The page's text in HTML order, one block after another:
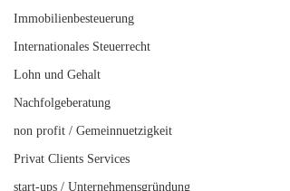
Immobilienbesteuerung
Internationales Steuerrecht
Lohn und Gehalt
Nachfolgeberatung
non profit / Gemeinnuetzigkeit
Privat Clients Services
start-ups / Unternehmensgründung